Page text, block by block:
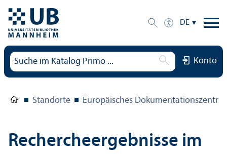
DE
Konto
Standorte Europäisches
Rechercheergebnisse im